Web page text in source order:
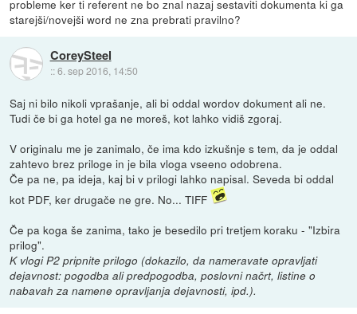
probleme ker ti referent ne bo znal nazaj sestaviti dokumenta ki ga
starejši/novejši word ne zna prebrati pravilno?
CoreySteel
::6. sep 2016, 14:50
Saj ni bilo nikoli vprašanje, ali bi oddal wordov dokument ali ne.
Tudi če bi ga hotel ga ne moreš, kot lahko vidiš zgoraj.
V originalu me je zanimalo, če ima kdo izkušnje s tem, da je oddal
zahtevo brez priloge in je bila vloga vseeno odobrena.
Če pa ne, pa ideja, kaj bi v prilogi lahko napisal. Seveda bi oddal
kot PDF, ker drugače ne gre. No... TIFF
Če pa koga še zanima, tako je besedilo pri tretjem koraku - "Izbira
prilog".
K vlogi P2 pripnite prilogo (dokazilo, da nameravate opravljati
dejavnost: pogodba ali predpogodba, poslovni načrt, listine o
nabavah za namene opravljanja dejavnosti, ipd.).